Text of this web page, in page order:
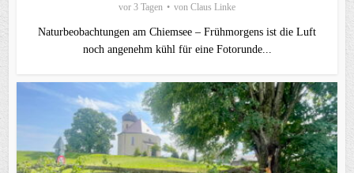
vor 3 Tagen von Claus Linke
Naturbeobachtungen am Chiemsee – Frühmorgens ist die Luft
noch angenehm kühl für eine Fotorunde...